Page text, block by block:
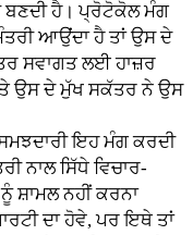
ਬਣਦੀ ਹੈ। ਪ੍ਰੋਟੋਕੋਲ ਮੰਗ
ਆਉਂਦਾ ਹੈ ਤਾਂ ਉਸ ਦੇ
ਸਵਾਗਤ ਲਈ ਹਾਜ਼ਰ
ਉਸ ਦੇ ਮੁੱਖ ਸਕੱਤਰ ਨੇ ਉਸ
ਇਹ ਮੰਗ ਕਰਦੀ
ਨਾਲ ਸਿੱਧੇ ਵਿਚਾਰ-
ਸ਼ਾਮਲ ਨਹੀਂ ਕਰਨਾ
ਦਾ ਹੋਵੇ, ਪਰ ਇਥੇ ਤਾਂ